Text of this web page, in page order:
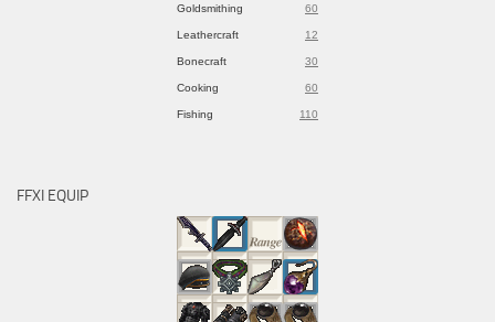
Goldsmithing 60
Leathercraft 12
Bonecraft 30
Cooking 60
Fishing 110
FFXI EQUIP